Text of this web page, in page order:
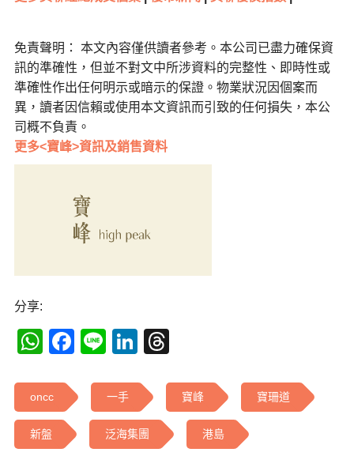
免責聲明： 本文內容僅供讀者參考。本公司已盡力確保資
訊的準確性，但並不對文中所涉資料的完整性、即時性或
準確性作出任何明示或暗示的保證。物業狀況因個案而
異，讀者因信賴或使用本文資訊而引致的任何損失，本公
司概不負責。
更多<寶峰>資訊及銷售資料
分享:
WhatsApp
Facebook
LineLinkedIn
oncc 一手 寶峰 寶珊道
新盤 泛海集團 港島